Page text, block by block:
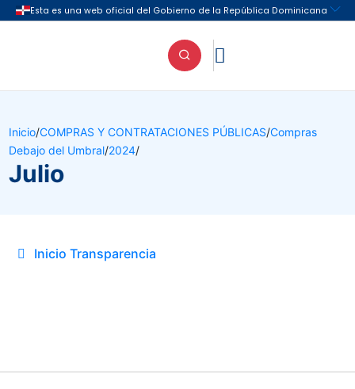

Inicio/COMPRAS Y CONTRATACIONES PÚBLICAS/Compras
Debajo del Umbral/2024/
Julio
Inicio Transparencia